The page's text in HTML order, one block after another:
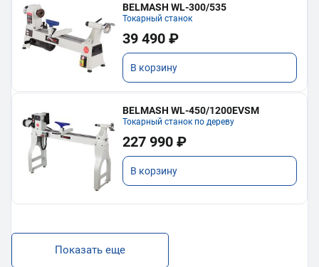
BELMASH WL-300/535
Токарный станок
39 490 ₽
В корзину
BELMASH WL-450/1200EVSM
Токарный станок по дереву
227 990 ₽
В корзину
Показать еще